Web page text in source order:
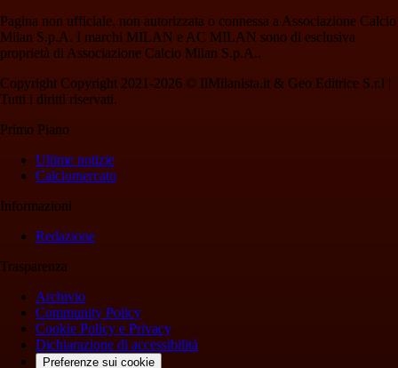
Pagina non ufficiale, non autorizzata o connessa a Associazione Calcio
Milan S.p.A. I marchi MILAN e AC MILAN sono di esclusiva
proprietà di Associazione Calcio Milan S.p.A..
Copyright Copyright 2021-2026 © IlMilanista.it & Geo Editrice S.r.l |
Tutti i diritti riservati.
Primo Piano
Ultime notizie
Calciomercato
Informazioni
Redazione
Trasparenza
Archivio
Community Policy
Cookie Policy e Privacy
Dichiarazione di accessibilità
Preferenze sui cookie